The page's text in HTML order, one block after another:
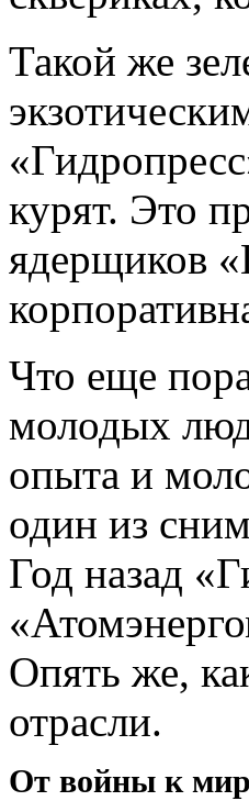
Такой же
курят. Это
ядерщиков
Что еще
молодых
опыта и
один из
Год назад
Опять же,
отрасли.
От войны к